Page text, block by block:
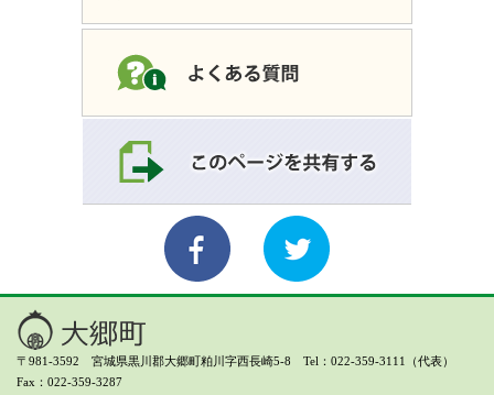
〒981-3592 宮城県黒川郡大郷町粕川字西長崎5-8 Tel：022-359-3111（代表）
Fax：022-359-3287